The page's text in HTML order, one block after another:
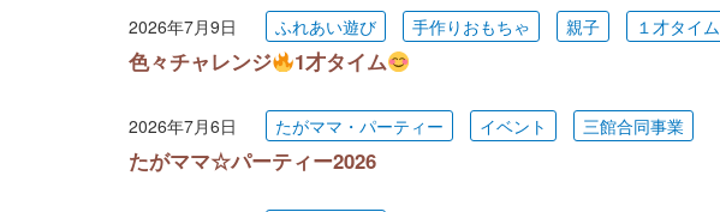
2026年7月9日 ふれあい遊び 手作りおもちゃ 親子 １才タイム
色々チャレンジ 1才タイム
2026年7月6日 たがママ・パーティー イベント 三館合同事業
たがママ☆パーティー2026